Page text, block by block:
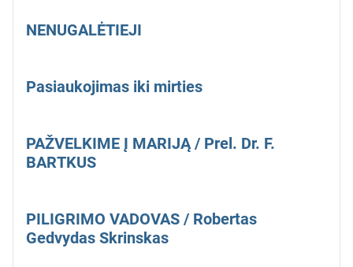
NENUGALĖTIEJI
Pasiaukojimas iki mirties
PAŽVELKIME Į MARIJĄ / Prel. Dr. F.
BARTKUS
PILIGRIMO VADOVAS / Robertas
Gedvydas Skrinskas